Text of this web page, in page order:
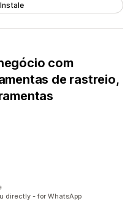
Instale
com
de rastreio,
directly - for WhatsApp